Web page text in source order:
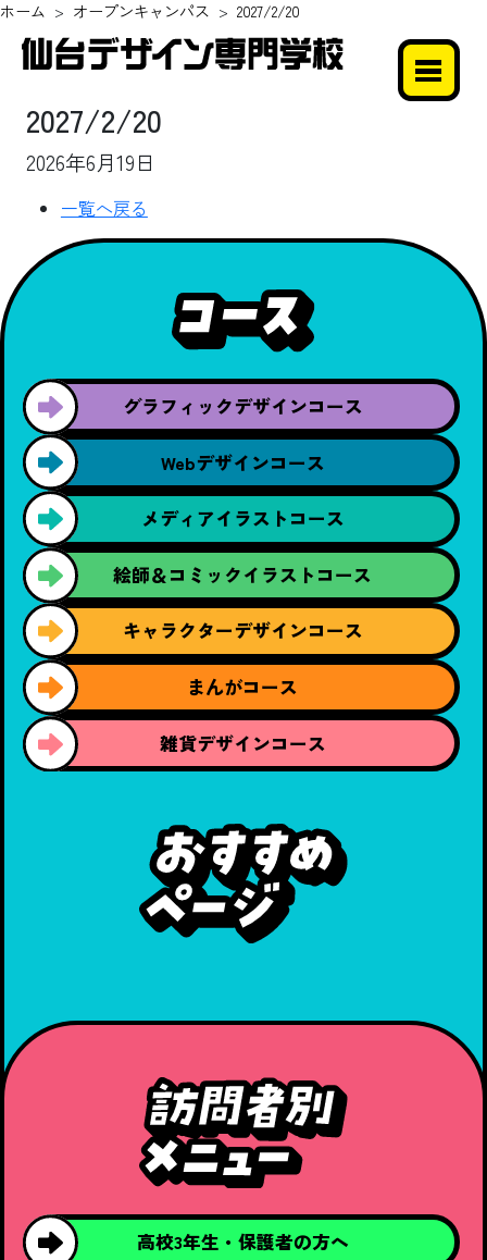
ホーム オープンキャンパス 2027/2/20
2027/2/20
2026年6月19日
一覧へ戻る
グラフィックデザインコース
Webデザインコース
メディアイラストコース
絵師＆コミックイラストコース
キャラクターデザインコース
まんがコース
雑貨デザインコース
高校3年生・ 保護者の方へ